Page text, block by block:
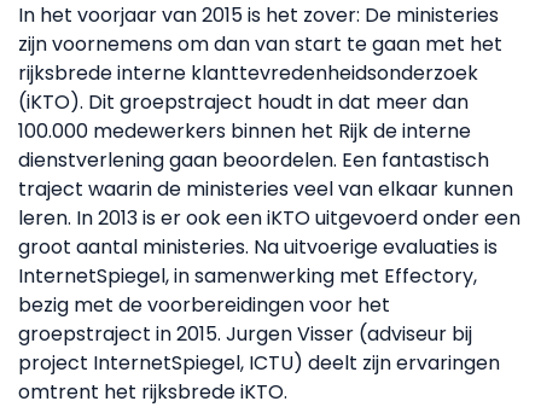
In het voorjaar van 2015 is het zover: De ministeries
zijn voornemens om dan van start te gaan met het
rijksbrede interne klanttevredenheidsonderzoek
(iKTO). Dit groepstraject houdt in dat meer dan
100.000 medewerkers binnen het Rijk de interne
dienstverlening gaan beoordelen. Een fantastisch
traject waarin de ministeries veel van elkaar kunnen
leren. In 2013 is er ook een iKTO uitgevoerd onder een
groot aantal ministeries. Na uitvoerige evaluaties is
InternetSpiegel, in samenwerking met Effectory,
bezig met de voorbereidingen voor het
groepstraject in 2015. Jurgen Visser (adviseur bij
project InternetSpiegel, ICTU) deelt zijn ervaringen
omtrent het rijksbrede iKTO.